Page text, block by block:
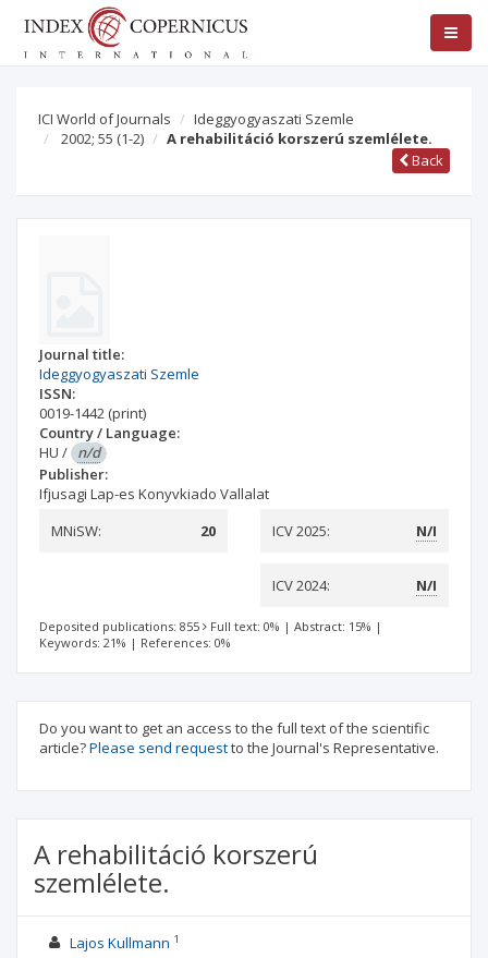
ICI World of Journals
Ideggyogyaszati Szemle
2002; 55 (1-2)
A rehabilitáció korszerú szemlélete.
Back
Journal title:
Ideggyogyaszati Szemle
ISSN:
0019-1442 (print)
Country / Language:
HU / n/d
Publisher:
Ifjusagi Lap-es Konyvkiado Vallalat
MNiSW:
20 ICV 2025: N/I
ICV 2024: N/I
Deposited publications: 855 Full text: 0% | Abstract: 15% |
Keywords: 21% | References: 0%
Do you want to get an access to the full text of the scientific
article?Please send requestto the Journal's Representative.
A rehabilitáció korszerú
szemlélete.
Lajos Kullmann 1